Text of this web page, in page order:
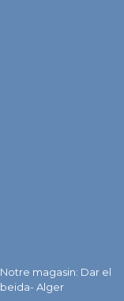
Notre magasin: Dar el
beida- Alger